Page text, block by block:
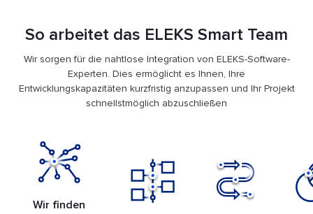
So arbeitet das ELEKS Smart Team
Wir sorgen für die nahtlose Integration von ELEKS-Software-
Experten. Dies ermöglicht es Ihnen, Ihre
Entwicklungskapazitäten kurzfristig anzupassen und Ihr Projekt
schnellstmöglich abzuschließen
Wir finden